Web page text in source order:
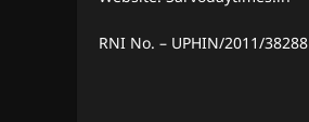
RNI No. – UPHIN/2011/38288